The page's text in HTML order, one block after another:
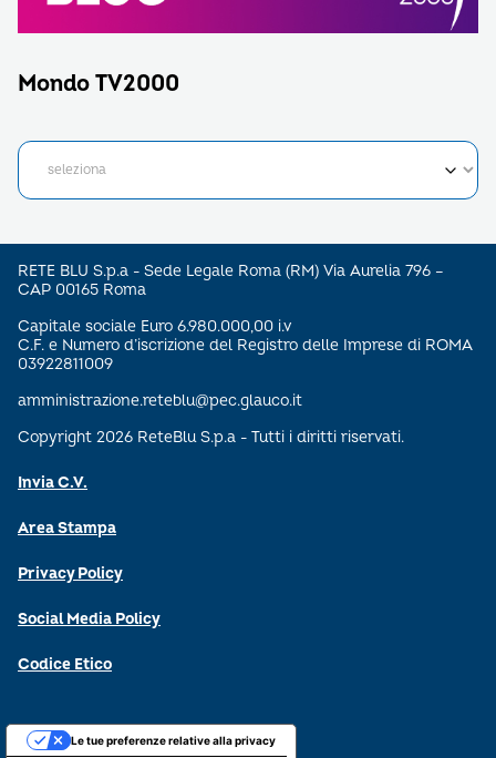
Mondo TV2000
RETE BLU S.p.a - Sede Legale Roma (RM) Via Aurelia 796 –
CAP 00165 Roma
Capitale sociale Euro 6.980.000,00 i.v
C.F. e Numero d’iscrizione del Registro delle Imprese di ROMA
03922811009
amministrazione.reteblu@pec.glauco.it
Copyright 2026 ReteBlu S.p.a - Tutti i diritti riservati.
Invia C.V.
Area Stampa
Privacy Policy
Social Media Policy
Codice Etico
Le tue preferenze relative alla privacy